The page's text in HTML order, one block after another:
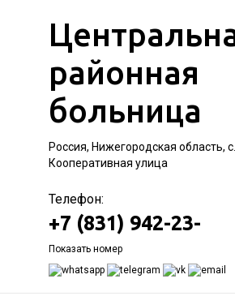
районная
больница
Россия, Нижегородская область,
Кооперативная улица
Телефон:
+7 (831) 942-23-
Показать номер